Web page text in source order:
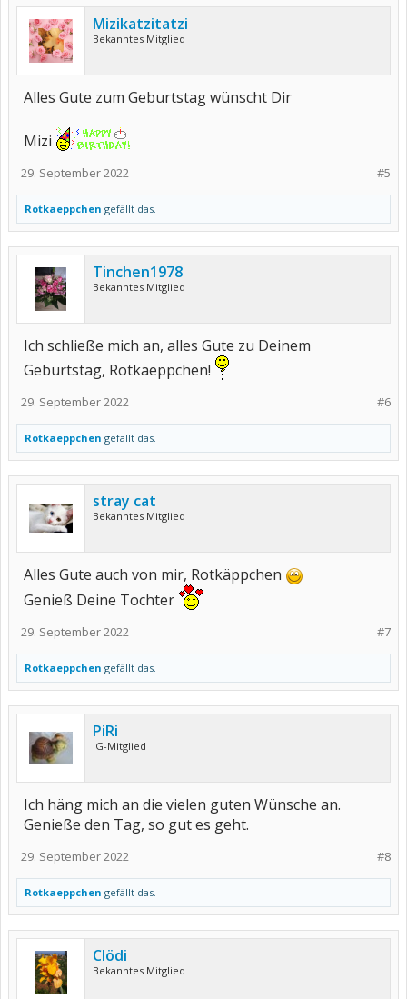
Mizikatzitatzi
Bekanntes Mitglied
Alles Gute zum Geburtstag wünscht Dir
Mizi
#5
29. September 2022
Rotkaeppchen gefällt das.
Tinchen1978
Bekanntes Mitglied
Ich schließe mich an, alles Gute zu Deinem
Geburtstag, Rotkaeppchen!
#6
29. September 2022
Rotkaeppchen gefällt das.
stray cat
Bekanntes Mitglied
Alles Gute auch von mir, Rotkäppchen
Genieß Deine Tochter
#7
29. September 2022
Rotkaeppchen gefällt das.
PiRi
IG-Mitglied
Ich häng mich an die vielen guten Wünsche an.
Genieße den Tag, so gut es geht.
#8
29. September 2022
Rotkaeppchen gefällt das.
Clödi
Bekanntes Mitglied